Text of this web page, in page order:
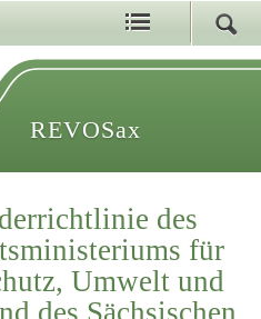
REVOSax
des
für
Umwelt und